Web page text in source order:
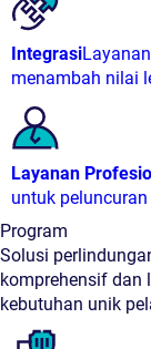
Integrasi
menambah nilai
Layanan
untuk
Program
Solusi
komprehensif dan
kebutuhan unik